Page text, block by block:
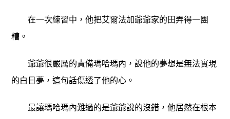
在一次練習中，他把艾爾法加爺爺家的田弄得一團
糟。
爺爺很嚴厲的責備瑪哈瑪內，說他的夢想是無法實現
的白日夢，這句話傷透了他的心。
最讓瑪哈瑪內難過的是爺爺說的沒錯，他居然在根本